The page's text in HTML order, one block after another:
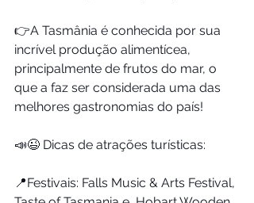
👉A Tasmânia é conhecida por sua
incrível produção alimentícea,
principalmente de frutos do mar, o
que a faz ser considerada uma das
melhores gastronomias do país!
📣😉 Dicas de atrações turísticas:
📍Festivais: Falls Music & Arts Festival,